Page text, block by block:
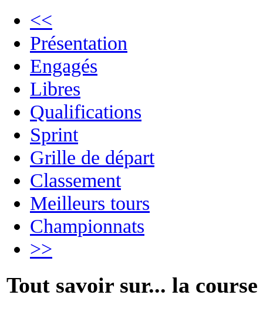
<<
Présentation
Engagés
Libres
Qualifications
Sprint
Grille de départ
Classement
Meilleurs tours
Championnats
>>
Tout savoir sur... la course